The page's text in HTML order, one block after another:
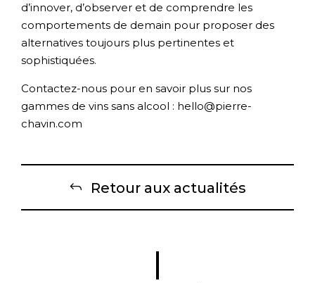
d’innover, d’observer et de comprendre les
comportements de demain pour proposer des
alternatives toujours plus pertinentes et
sophistiquées.
Contactez-nous pour en savoir plus sur nos
gammes de vins sans alcool : hello@pierre-
chavin.com
Retour aux actualités